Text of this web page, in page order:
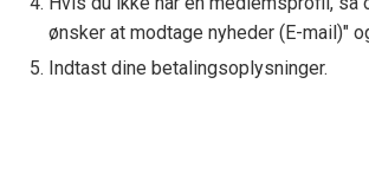
ønsker at modtage nyheder (E-mail)"
Indtast dine betalingsoplysninger.